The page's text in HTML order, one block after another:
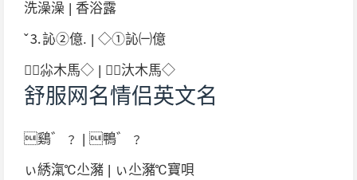
洗澡澡 | 香浴露
ˇ⒊訫②億. | ◇①訫㈠億
﹖尛木馬◇ | ﹖汏木馬◇
舒服网名情侣英文名
鷄゛﹖ | 鴨゛﹖
ぃ綉滊℃尐瀦 | ぃ尐瀦℃寶唄